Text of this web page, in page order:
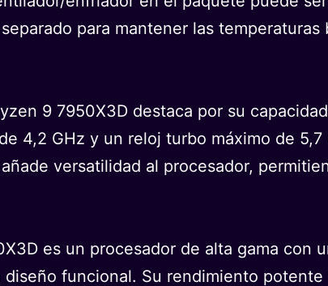
para mantener las
9 7950X3D destaca por su
4,2 GHz y un reloj turbo máximo de
versatilidad al procesador,
es un procesador de alta gama con
diseño funcional. Su rendimiento